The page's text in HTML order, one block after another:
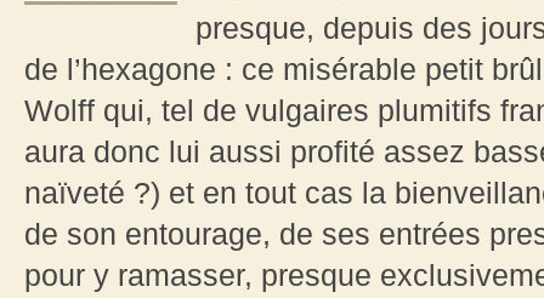
presque, depuis des
de l’hexagone : ce misérable petit
Wolff qui, tel de vulgaires plumitifs
aura donc lui aussi profité assez
naïveté ?) et en tout cas la
de son entourage, de ses entrées
pour y ramasser, presque